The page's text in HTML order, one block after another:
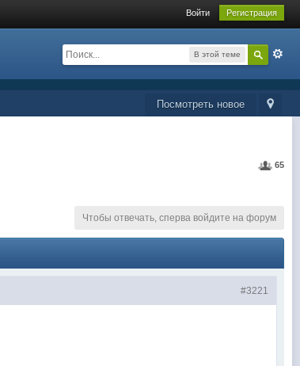
Войти Регистрация
В этой теме
Посмотреть новое
65
Чтобы отвечать, сперва войдите на форум
#3221